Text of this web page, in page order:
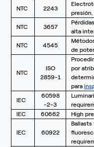
NTC
2243
presión.
NTC
3657
alta
NTC
4545
de
NTC
ISO
2859-1
por
para
IEC
60598
-2-3
IEC
60662 High
IEC 60922